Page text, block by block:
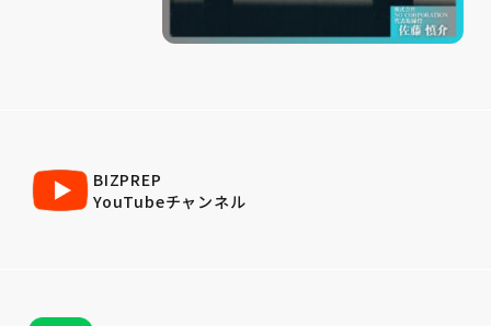
BIZPREP
YouTubeチャンネル